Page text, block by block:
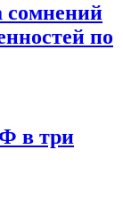
сомнений
по
в три